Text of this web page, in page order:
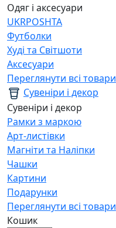
Одяг і аксесуари
UKRPOSHTA
Футболки
Худі та Світшоти
Аксесуари
Переглянути всі товари
Сувеніри і декор
Сувеніри і декор
Рамки з маркою
Арт-листівки
Магніти та Наліпки
Чашки
Картини
Подарунки
Переглянути всі товари
Кошик